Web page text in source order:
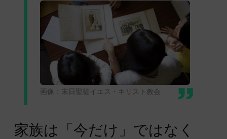
画像：末日聖徒イエス・キリスト教会
家族は「今だけ」ではなく